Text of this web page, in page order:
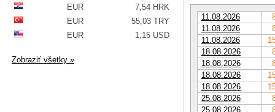
11.08.2026
11.08.2026
11.08.2026
18.08.2026
18.08.2026
18.08.2026
18.08.2026
25.08.2026
25.08.2026
EUR
7,54 HRK
EUR
55,03 TRY
EUR
1,15 USD
Zobraziť všetky »